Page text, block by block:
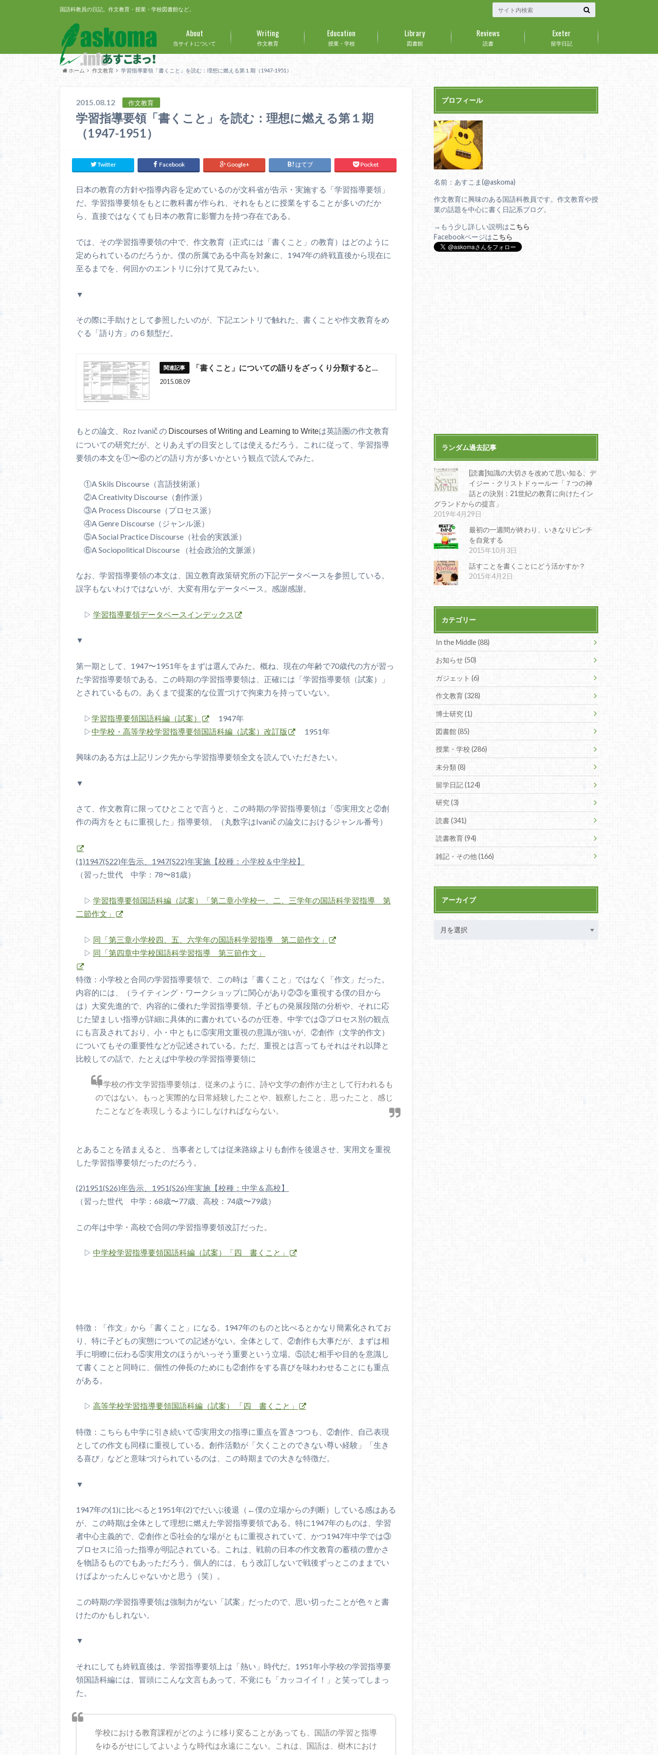
国語科教員の日記。作文教育・授業・学校図書館など。
当サイトについて
About
作文教育
Writing
授業・学校
Education
図書館
Library
読書
Reviews
留学日記
Exeter
ホーム 作文教育 学習指導要領「書くこと」を読む：理想に燃える第１期（1947-1951）
2015.08.12 作文教育
学習指導要領「書くこと」を読む：理想に燃える第１期
（1947-1951）
Twitter Facebook Google+ はてブ Pocket
日本の教育の方針や指導内容を定めているのが文科省が告示・実施する「学習指導要領」
だ。学習指導要領をもとに教科書が作られ、それをもとに授業をすることが多いのだか
ら、直接ではなくても日本の教育に影響力を持つ存在である。
では、その学習指導要領の中で、作文教育（正式には「書くこと」の教育）はどのように
定められているのだろうか。僕の所属である中高を対象に、1947年の終戦直後から現在に
至るまでを、何回かのエントリに分けて見てみたい。
▼
その際に手助けとして参照したいのが、下記エントリで触れた、書くことや作文教育をめ
ぐる「語り方」の６類型だ。
「書くこと」についての語りをざっくり分類すると...
2015.08.09
もとの論文、Roz Ivanič の Discourses of Writing and Learning to Writeは英語圏の作文教育
についての研究だが、とりあえずの目安としては使えるだろう。これに従って、学習指導
要領の本文を①〜⑥のどの語り方が多いかという観点で読んでみた。
①A Skils Discourse（言語技術派）
②A Creativity Discourse（創作派）
③A Process Discourse（プロセス派）
④A Genre Discourse（ジャンル派）
⑤A Social Practice Discourse（社会的実践派）
⑥A Sociopolitical Discourse （社会政治的文脈派）
なお、学習指導要領の本文は、国立教育政策研究所の下記データベースを参照している。
誤字もないわけではないが、大変有用なデータベース。感謝感謝。
▷ 学習指導要領データベースインデックス
▼
第一期として、1947〜1951年をまずは選んでみた。概ね、現在の年齢で70歳代の方が習っ
た学習指導要領である。この時期の学習指導要領は、正確には「学習指導要領（試案）」
とされているもの。あくまで提案的な位置づけで拘束力を持っていない。
▷学習指導要領国語科編（試案）
1947年
▷ 中学校・高等学校学習指導要領国語科編（試案）改訂版 1951年
興味のある方は上記リンク先から学習指導要領全文を読んでいただきたい。
▼
さて、作文教育に限ってひとことで言うと、この時期の学習指導要領は「⑤実用文と②創
作の両方をともに重視した」指導要領。（丸数字はIvanič の論文におけるジャンル番号）
(1)1947(S22)年告示、1947(S22)年実施【校種：小学校＆中学校】
（習った世代 中学：78〜81歳）
▷ 学習指導要領国語科編（試案）「第二章小学校一、二、三学年の国語科学習指導 第
二節作文」
▷ 同「第三章小学校四、五、六学年の国語科学習指導 第二節作文」
▷ 同「第四章中学校国語科学習指導 第三節作文」
特徴：小学校と合同の学習指導要領で、この時は「書くこと」ではなく「作文」だった。
内容的には、（ライティング・ワークショップに関心があり②③を重視する僕の目から
は）大変先進的で、内容的に優れた学習指導要領。子どもの発展段階の分析や、それに応
じた望ましい指導が詳細に具体的に書かれているのが圧巻。中学では③プロセス別の観点
にも言及されており、小・中ともに⑤実用文重視の意識が強いが、②創作（文学的作文）
についてもその重要性などが記述されている。ただ、重視とは言ってもそれはそれ以降と
比較しての話で、たとえば中学校の学習指導要領に
中学校の作文学習指導要領は、従来のように、詩や文学の創作が主として行われるも
のではない。もっと実際的な日常経験したことや、観察したこと、思ったこと、感じ
たことなどを表現しうるようにしなければならない。
とあることを踏まえると、 当事者としては従来路線よりも創作を後退させ、実用文を重視
した学習指導要領だったのだろう。
(2)1951(S26)年告示、1951(S26)年実施【校種：中学＆高校】
（習った世代 中学：68歳〜77歳、高校：74歳〜79歳）
この年は中学・高校で合同の学習指導要領改訂だった。
▷ 中学校学習指導要領国語科編（試案）「四 書くこと」
特徴：「作文」から「書くこと」になる。1947年のものと比べるとかなり簡素化されてお
り、特に子どもの実態についての記述がない。全体として、②創作も大事だが、まずは相
手に明瞭に伝わる⑤実用文のほうがいっそう重要という立場。⑤読む相手や目的を意識し
て書くことと同時に、個性の伸長のためにも②創作をする喜びを味わわせることにも重点
がある。
▷ 高等学校学習指導要領国語科編（試案） 「四 書くこと」
特徴：こちらも中学に引き続いて⑤実用文の指導に重点を置きつつも、②創作、自己表現
としての作文も同様に重視している。創作活動が「欠くことのできない尊い経験」「生き
る喜び」などと意味づけられているのは、この時期までの大きな特徴だ。
▼
1947年の(1)に比べると1951年(2)でだいぶ後退（←僕の立場からの判断）している感はある
が、この時期は全体として理想に燃えた学習指導要領である。特に1947年のものは、学習
者中心主義的で、②創作と⑤社会的な場がともに重視されていて、かつ1947年中学では③
プロセスに沿った指導が明記されている。これは、戦前の日本の作文教育の蓄積の豊かさ
を物語るものでもあっただろう。個人的には、もう改訂しないで戦後ずっとこのままでい
けばよかったんじゃないかと思う（笑）。
この時期の学習指導要領は強制力がない「試案」だったので、思い切ったことが色々と書
けたのかもしれない。
▼
それにしても終戦直後は、学習指導要領上は「熱い」時代だ。1951年小学校の学習指導要
領国語科編には、冒頭にこんな文言もあって、不覚にも「カッコイイ！」と笑ってしまっ
た。
学校における教育課程がどのように移り変ることがあっても、国語の学習と指導
をゆるがせにしてよいような時代は永遠にこない。これは、国語は、樹木におけ
プロフィール
名前：あすこま(@askoma)
作文教育に興味のある国語科教員です。作文教育や授
業の話題を中心に書く日記系ブログ。
→もう少し詳しい説明はこちら
Facebookページはこちら
ランダム過去記事
[読書]知識の大切さを改めて思い知る、デ
イジー・クリストドゥールー「７つの神
話との決別：21世紀の教育に向けたイン
グランドからの提言」
2019年4月29日
最初の一週間が終わり、いきなりピンチ
を自覚する
2015年10月3日
話すことを書くことにどう活かすか？
2015年4月2日
カテゴリー
In the Middle (88)
お知らせ (50)
ガジェット (6)
作文教育 (328)
博士研究 (1)
図書館 (85)
授業・学校 (286)
未分類 (8)
留学日記 (124)
研究 (3)
読書 (341)
読書教育 (94)
雑記・その他 (166)
アーカイブ